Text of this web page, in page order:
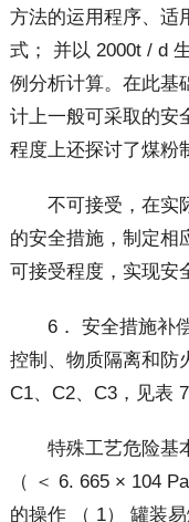
方法的运用程序、适
式； 并以 2000t / d
例分析计算。在此基
计上一般可采取的安
程度上还探讨了煤粉
不可接受，在实际
的安全措施，制定相
可接受程度，实现安
6． 安全措施补偿
控制、物质隔离和防
C1、C2、C3，见表 7
特殊工艺危险基本
（ ＜ 6. 665 × 104
的操作 （ 1） 罐装